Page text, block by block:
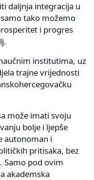
daljnja integracija u
tako možemo
i progres
institutima, uz
trajne vrijednosti
može imati svoju
bolje i ljepše
autonoman i
pritisaka, bez
Samo pod ovim
akademska